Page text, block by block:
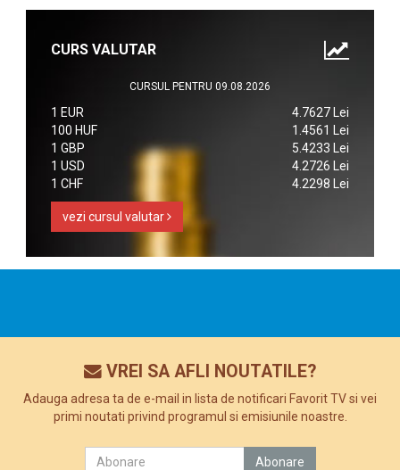
CURS VALUTAR
CURSUL PENTRU 09.08.2026
1 EUR
4.7627 Lei
100 HUF
1.4561 Lei
1 GBP
5.4233 Lei
1 USD
4.2726 Lei
1 CHF
4.2298 Lei
vezi cursul valutar
VREI SA AFLI NOUTATILE?
Adauga adresa ta de e-mail in lista de notificari Favorit TV si vei
primi noutati privind programul si emisiunile noastre.